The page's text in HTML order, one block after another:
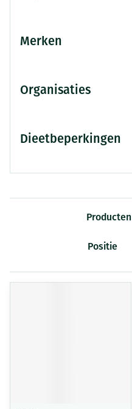
Merken
Organisaties
Dieetbeperkingen
Producten
Sorteer op: